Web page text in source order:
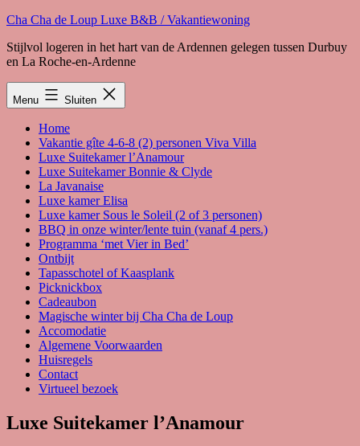
Spring
de
inhoud
Cha Cha de Loup Luxe B&B / Vakantiewoning
Stijlvol logeren in het hart van de Ardennen gelegen tussen Durbuy
en La Roche-en-Ardenne
Menu Sluiten
Home
Vakantie gîte 4-6-8 (2) personen Viva Villa
Luxe Suitekamer l’Anamour
Luxe Suitekamer Bonnie & Clyde
La Javanaise
Luxe kamer Elisa
Luxe kamer Sous le Soleil (2 of 3 personen)
BBQ in onze winter/lente tuin (vanaf 4 pers.)
Programma ‘met Vier in Bed’
Ontbijt
Tapasschotel of Kaasplank
Picknickbox
Cadeaubon
Magische winter bij Cha Cha de Loup
Accomodatie
Algemene Voorwaarden
Huisregels
Contact
Virtueel bezoek
Luxe Suitekamer l’Anamour